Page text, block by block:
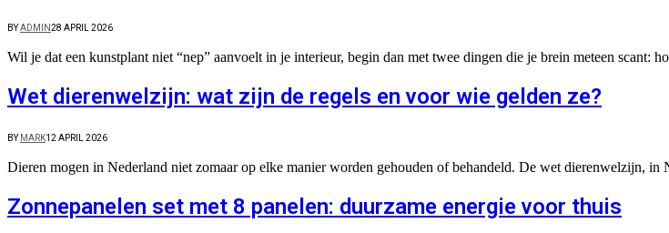
BYADMIN28 APRIL 2026
Wil je dat een kunstplant niet “nep” aanvoelt in je interieur, begin dan met twee dingen die je brein meteen scant:
Wet dierenwelzijn: wat zijn de regels en voor wie gelden ze?
BY MARK12 APRIL 2026
Dieren mogen in Nederland niet zomaar op elke manier worden gehouden of behandeld. De wet dierenwelzijn,
Zonnepanelen set met 8 panelen: duurzame energie voor thuis